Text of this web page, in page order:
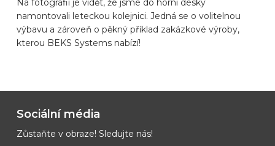
Na fotografii je vidět, že jsme do horní desky
namontovali leteckou kolejnici. Jedná se o volitelnou
výbavu a zároveň o pěkný příklad zakázkové výroby,
kterou BEKS Systems nabízí!
Sociální média
Zůstaňte v obraze! Sledujte nás!